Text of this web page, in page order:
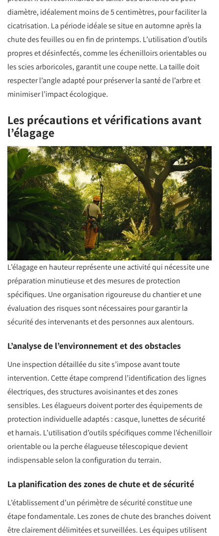
diamètre, idéalement moins de 5 centimètres, pour faciliter la
cicatrisation. La période idéale se situe en automne après la
chute des feuilles ou en fin de printemps. L’utilisation d’outils
propres et désinfectés, comme les échenilloirs orientables ou
les scies arboricoles, garantit une coupe nette. La taille doit
respecter l’angle adapté pour préserver la santé de l’arbre et
minimiser l’impact écologique.
Les précautions et vérifications avant
l’élagage
L’élagage en hauteur représente une activité qui nécessite une
préparation minutieuse et des mesures de protection
spécifiques. Une organisation rigoureuse du chantier et une
évaluation des risques sont nécessaires pour garantir la
sécurité des intervenants et des personnes aux alentours.
L’analyse de l’environnement et des obstacles
Une inspection détaillée du site s’impose avant toute
intervention. Cette étape comprend l’identification des lignes
électriques, des structures avoisinantes et des zones
sensibles. Les élagueurs doivent porter des équipements de
protection individuelle adaptés : casque, lunettes de sécurité
et harnais. L’utilisation d’outils spécifiques comme l’échenilloir
orientable ou la perche élagueuse télescopique devient
indispensable selon la configuration du terrain.
La planification des zones de chute et de sécurité
L’établissement d’un périmètre de sécurité constitue une
étape fondamentale. Les zones de chute des branches doivent
être clairement délimitées et surveillées. Les équipes utilisent